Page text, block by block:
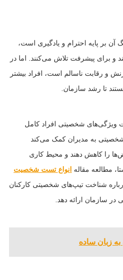
آن بر پایه احترام و یادگیری است،
و برای پیشرفت تلاش می‌کنند. اما در
و رقابت ناسالم است، افراد بیشتر
تا رشد سازمان.
ویژگی‌های شخصیتی افراد کامل
شخصیتی به مدیران کمک می‌کند
را کاهش دهند و محیط کاری
مطالعه مقاله انواع تست شخصیت‌
شناخت تیپ‌های شخصیتی کارکنان
در سازمان ارائه دهد.
زبان ساده